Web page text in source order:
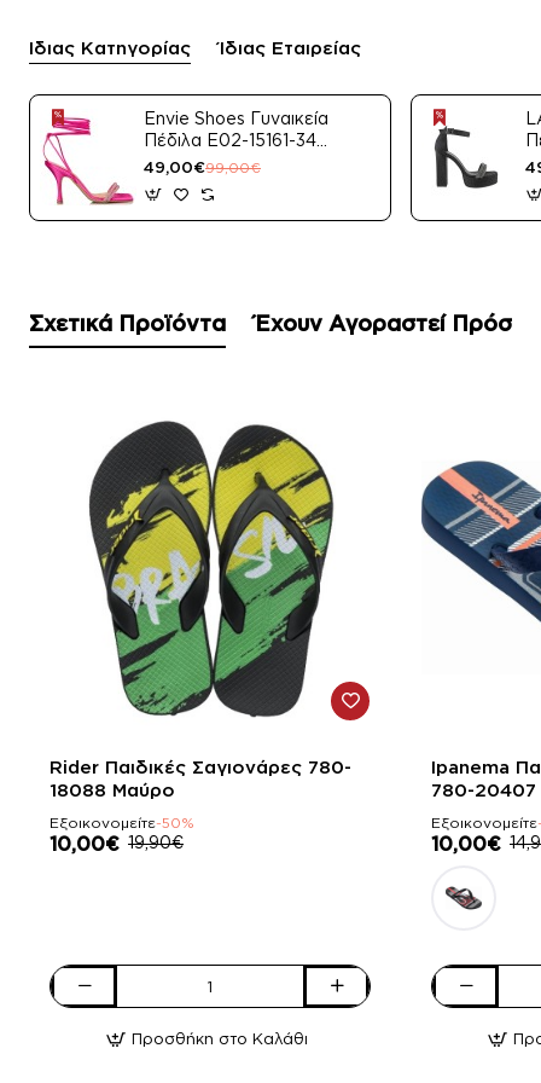
Ίδιας Κατηγορίας Ίδιας Εταιρείας
Envie Shoes Γυναικεία
Πέδιλα E02-15161-34
Μαύρο Satin
49,00€99,00€
Σχετικά Προϊόντα Έχουν Αγοραστεί
-50%
Rider Παιδικές Σαγιονάρες 780-
18088 Μαύρο
Εξοικονομείτε-50%
10,00€ 19,90€
Rider
ΣαγιονάρεςΠροσθήκη στο Καλάθι
-33%
Ipanema
780-20407
Εξοικονομείτε
10,00€
Ipanema
Σαγιονάρες